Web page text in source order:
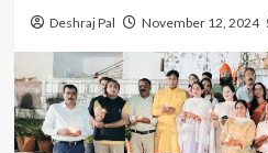
Deshraj Pal November 12, 2024